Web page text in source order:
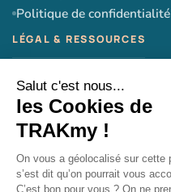
Politique de confidentialité
CGU
CGV
Mentions légales